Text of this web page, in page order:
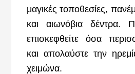
μαγικές τοποθεσίες,
και αιωνόβια δέντρα.
επισκεφθείτε όσα
και απολαύστε την
χειμώνα.